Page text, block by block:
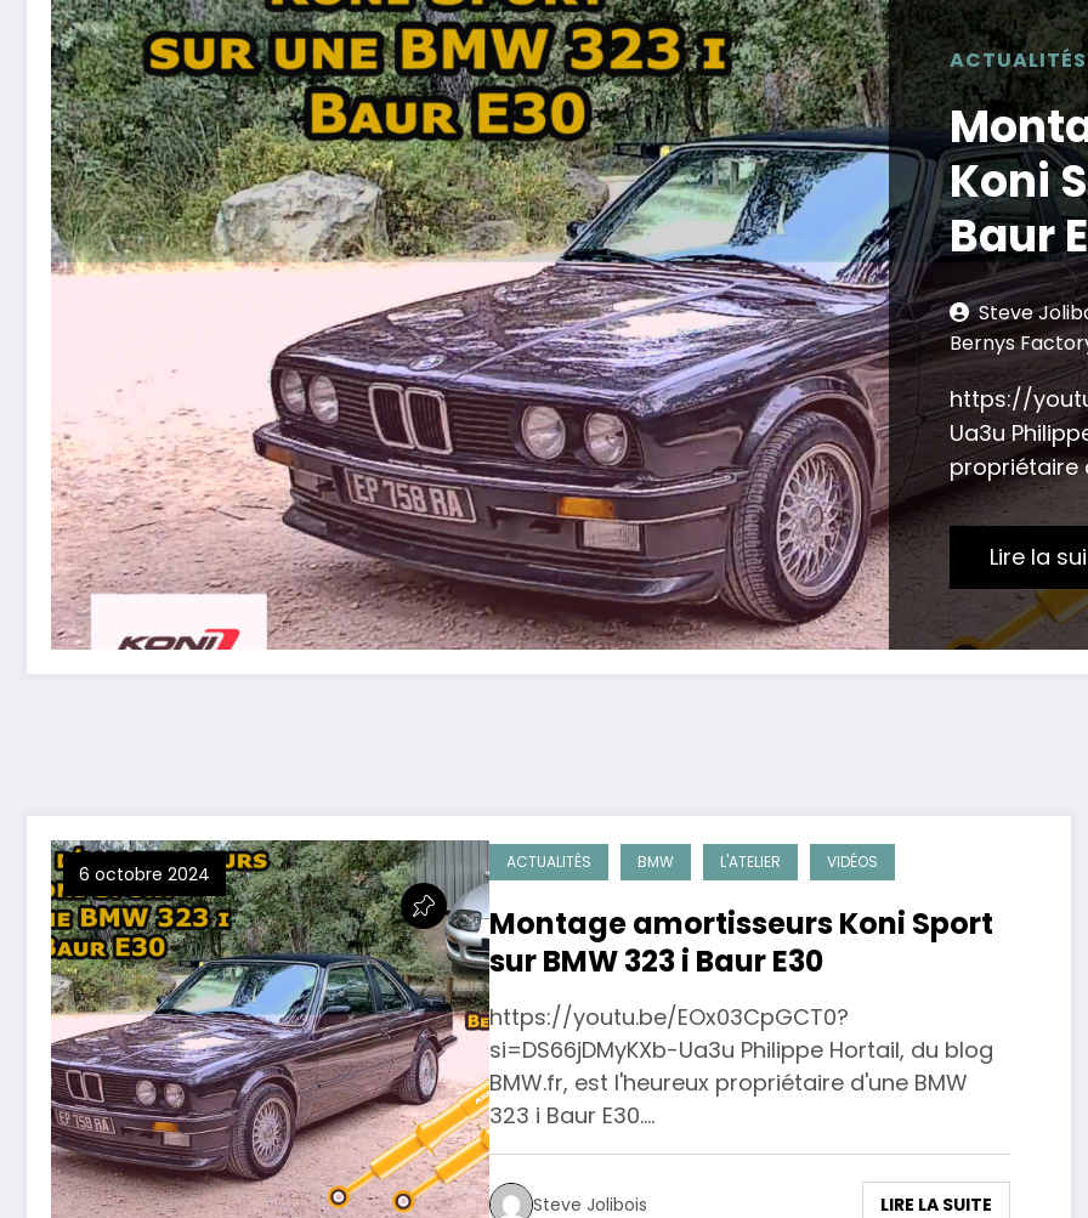
ACTUALITÉS
Koni
Baur
Steve
Bernys
https://
Ua3u
propriétaire
Lire la
6 octobre 2024
ACTUALITÉS BMW L'ATELIER VIDÉOS
Montage amortisseurs Koni Sport
sur BMW 323 i Baur E30
https://youtu.be/EOx03CpGCT0?
si=DS66jDMyKXb-Ua3u Philippe Hortail, du blog
BMW.fr, est l'heureux propriétaire d'une BMW
323 i Baur E30.…
Steve Jolibois LIRE LA SUITE